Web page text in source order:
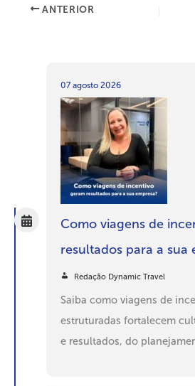
ANTERIOR
07 agosto 2026
Como viagens de
resultados para a sua
Redação Dynamic Travel
Saiba como viagens de
estruturadas fortalecem
e resultados, do